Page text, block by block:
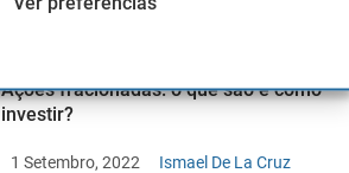
Ações fracionadas: o que são e como
investir?
1 Setembro, 2022 Ismael De La Cruz